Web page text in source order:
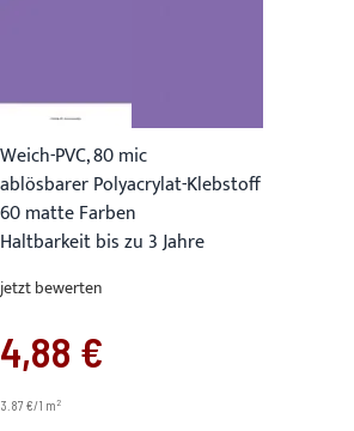
Weich-PVC, 80 mic
ablösbarer Polyacrylat-Klebstoff
60 matte Farben
Haltbarkeit bis zu 3 Jahre
jetzt bewerten
4,88 €
3.87 €/1 m2